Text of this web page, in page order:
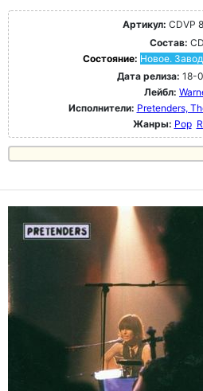
Артикул: CDVP
Состав: CD
Состояние: Новое.
Дата релиза: 18-
Лейбл:
Исполнители: Pretenders,
Жанры: Pop